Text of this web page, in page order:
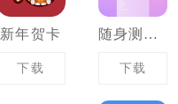
新年贺卡
下载
随身测量仪
下载